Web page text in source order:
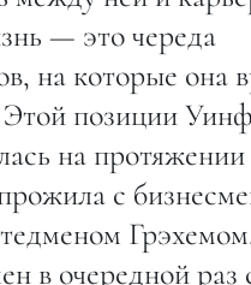
— это череда
на которые она
Этой позиции
на протяжении
с
в очередной раз